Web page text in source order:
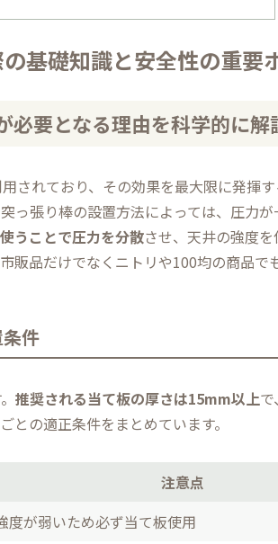
基礎知識と安全性の重要
要となる理由を科学的に解
されており、その効果を最大限に発揮
っ張り棒の設置方法によっては、圧力
うことで圧力を分散させ、天井の強度
販品だけでなくニトリや100均の商品で
件
推奨される当て板の厚さは15mm以上
との適正条件をまとめています。
注意点
度が弱いため必ず当て板使用